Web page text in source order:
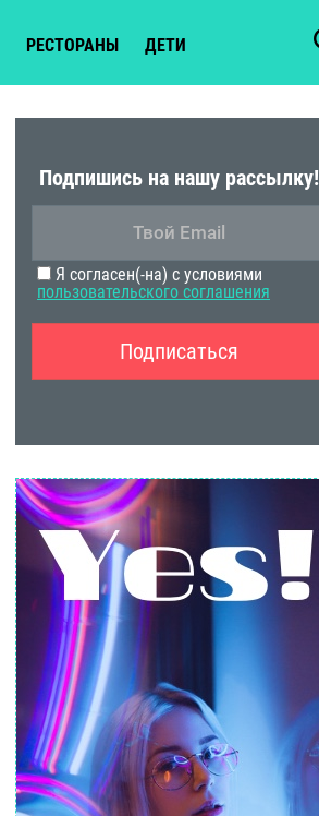
РЕСТОРАНЫ ДЕТИ
Подпишись на нашу рассылку!
Я согласен(-на) с условиями
пользовательского соглашения